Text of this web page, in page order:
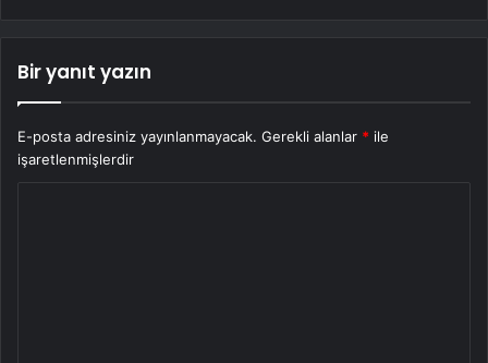
Bir yanıt yazın
E-posta adresiniz yayınlanmayacak. Gerekli alanlar * ile
işaretlenmişlerdir